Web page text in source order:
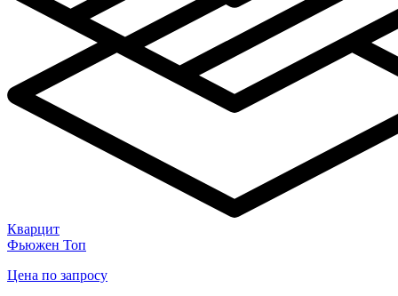
Кварцит
Фьюжен Топ
Цена по запросу